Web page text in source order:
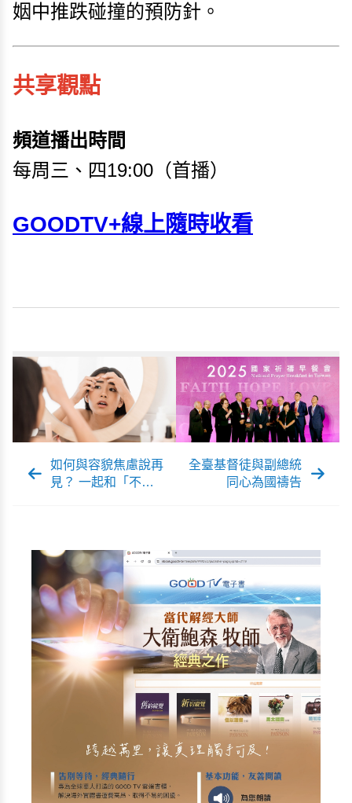
姻中推跌碰撞的預防針。
共享觀點
頻道播出時間
每周三、四19:00（首播）
GOODTV+線上隨時收看
如何與容貌焦慮說再
見？ 一起和「不完
全臺基督徒與副總統
同心為國禱告